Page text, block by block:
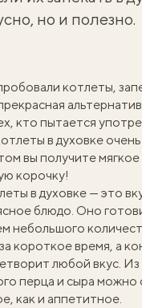
но и полезно.
котлеты,
кто пытается
в духовке
вы получите
корочку!
в духовке — это
блюдо. Оно
небольшого
короткое время, а
любой вкус.
перца и сыра можно
как и аппетитное.